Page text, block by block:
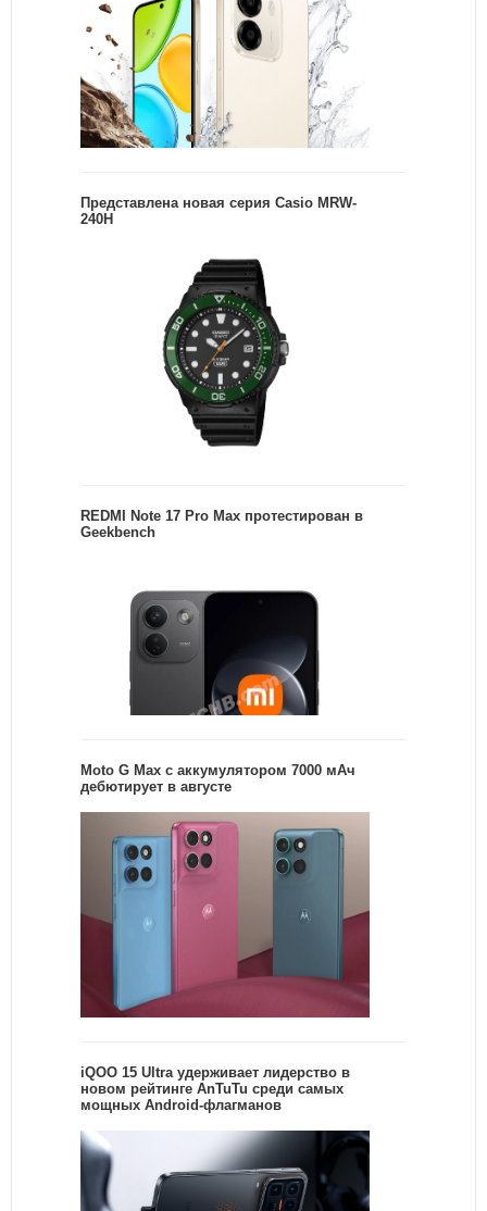
Представлена новая серия Casio MRW-
240H
REDMI Note 17 Pro Max протестирован в
Geekbench
Moto G Max с аккумулятором 7000 мАч
дебютирует в августе
iQOO 15 Ultra удерживает лидерство в
новом рейтинге AnTuTu среди самых
мощных Android-флагманов